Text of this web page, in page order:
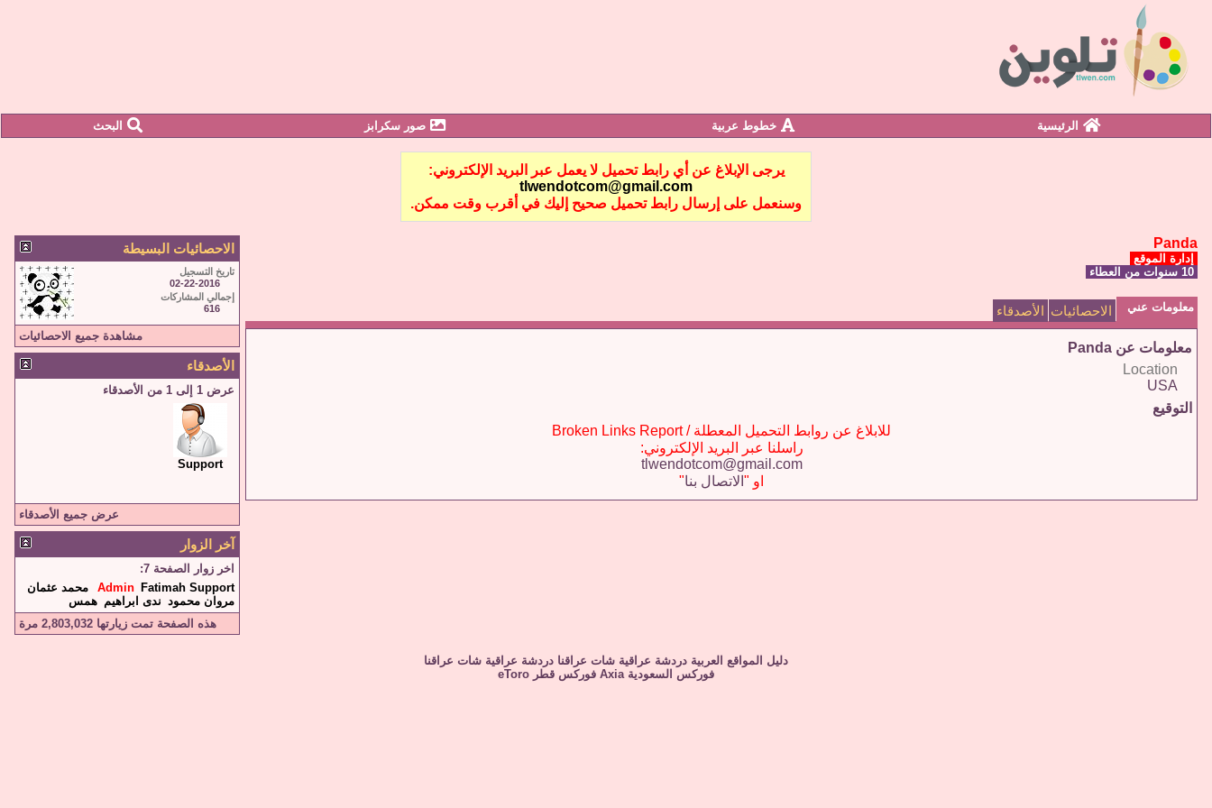
الرئيسية خطوط عربية صور سكرابز البحث
يرجى الإبلاغ عن أي رابط تحميل لا يعمل عبر البريد الإلكتروني:
tlwendotcom@gmail.com
وسنعمل على إرسال رابط تحميل صحيح إليك في أقرب وقت ممكن.
Panda
إدارة الموقع
معلومات عني الاحصائيات الأصدقاء
معلومات عن Panda
Location
USA
التوقيع
للابلاغ عن روابط التحميل المعطلة / Broken Links Report
راسلنا عبر البريد الإلكتروني:
tlwendotcom@gmail.com
او " الاتصال بنا"
الاحصائيات البسيطة
تاريخ التسجيل
02-22-2016
إجمالي المشاركات
616
مشاهدة جميع الاحصائيات
الأصدقاء
عرض 1 إلى 1 من الأصدقاء
Support
عرض جميع الأصدقاء
آخر الزوار
اخر زوار الصفحة 7:
Admin Fatimah Support
محمد عثمان
مروان محمود ندى ابراهيم همس
هذه الصفحة تمت زيارتها 2,803,032 مرة
دليل المواقع العربية دردشة عراقية شات عراقنا دردشة عراقية شات عراقنا
فوركس السعودية Axia فوركس قطر eToro